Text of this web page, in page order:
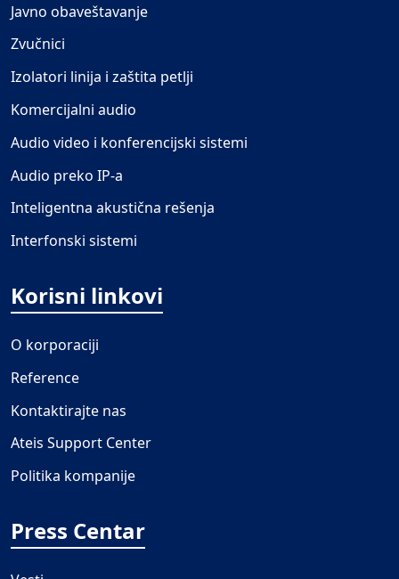
Javno obaveštavanje
Zvučnici
Izolatori linija i zaštita petlji
Komercijalni audio
Audio video i konferencijski sistemi
Audio preko IP-a
Inteligentna akustična rešenja
Interfonski sistemi
Korisni linkovi
O korporaciji
Reference
Kontaktirajte nas
Ateis Support Center
Politika kompanije
Press Centar